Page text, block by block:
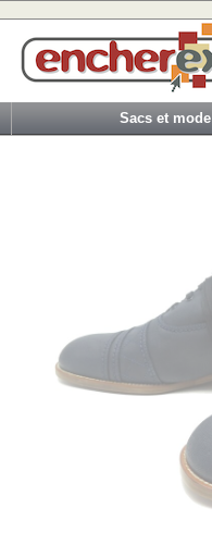
Sacs et mode